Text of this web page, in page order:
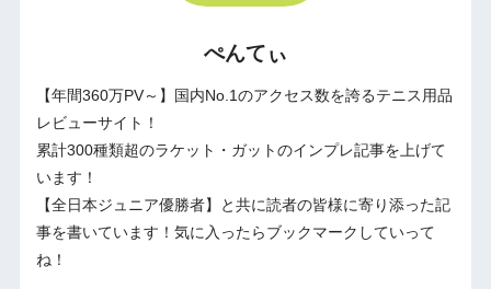
ぺんてぃ
【年間360万PV～】国内No.1のアクセス数を誇るテニス用品
レビューサイト！
累計300種類超のラケット・ガットのインプレ記事を上げて
います！
【全日本ジュニア優勝者】と共に読者の皆様に寄り添った記
事を書いています！気に入ったらブックマークしていって
ね！